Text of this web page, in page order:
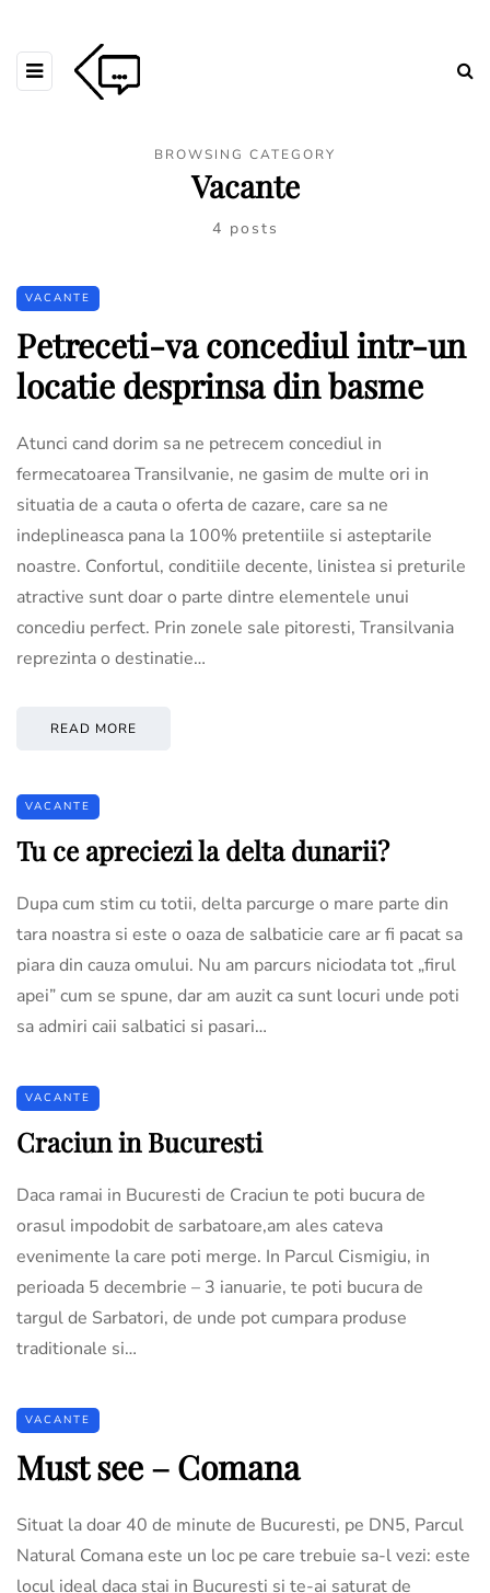
BROWSING CATEGORY
Vacante
4 posts
VACANTE
Petreceti-va concediul intr-un
locatie desprinsa din basme
Atunci cand dorim sa ne petrecem concediul in
fermecatoarea Transilvanie, ne gasim de multe ori in
situatia de a cauta o oferta de cazare, care sa ne
indeplineasca pana la 100% pretentiile si asteptarile
noastre. Confortul, conditiile decente, linistea si preturile
atractive sunt doar o parte dintre elementele unui
concediu perfect. Prin zonele sale pitoresti, Transilvania
reprezinta o destinatie…
READ MORE
VACANTE
Tu ce apreciezi la delta dunarii?
Dupa cum stim cu totii, delta parcurge o mare parte din
tara noastra si este o oaza de salbaticie care ar fi pacat sa
piara din cauza omului. Nu am parcurs niciodata tot „firul
apei” cum se spune, dar am auzit ca sunt locuri unde poti
sa admiri caii salbatici si pasari…
VACANTE
Craciun in Bucuresti
Daca ramai in Bucuresti de Craciun te poti bucura de
orasul impodobit de sarbatoare,am ales cateva
evenimente la care poti merge. In Parcul Cismigiu, in
perioada 5 decembrie – 3 ianuarie, te poti bucura de
targul de Sarbatori, de unde pot cumpara produse
traditionale si…
VACANTE
Must see – Comana
Situat la doar 40 de minute de Bucuresti, pe DN5, Parcul
Natural Comana este un loc pe care trebuie sa-l vezi: este
locul ideal daca stai in Bucuresti si te-ai saturat de